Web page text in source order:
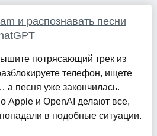
и распознавать песни
потрясающий трек из
телефон, ищете
песня уже закончилась.
Apple и OpenAI делают все,
в подобные ситуации.